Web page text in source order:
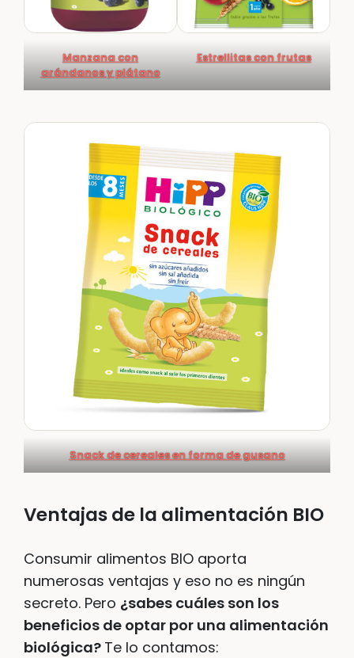
Manzana con
arándanos y plátano
Estrellitas con frutas
Snack de cereales en forma de gusano
Ventajas de la alimentación BIO
Consumir alimentos BIO aporta
numerosas ventajas y eso no es ningún
secreto. Pero ¿sabes cuáles son los
beneficios de optar por una alimentación
biológica? Te lo contamos: